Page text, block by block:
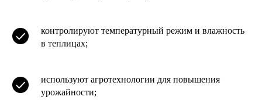
контролируют температурный режим и влажность
в теплицах;
используют агротехнологии для повышения
урожайности;